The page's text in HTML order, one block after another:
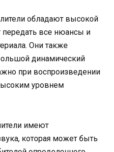
обладают высокой
передать все нюансы и
Они также
динамический
при воспроизведении
уровнем
имеют
которая может быть